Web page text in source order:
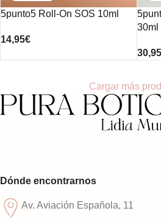
5punto5 Roll-On SOS 10ml
14,95€
30ml
30,95
Cargar más
Dónde encontrarnos
Av. Aviación Española, 11